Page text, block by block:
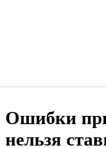
Ошибки
нельзя